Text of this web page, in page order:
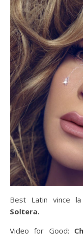
Best Latin vince la
Soltera.
Video for Good: